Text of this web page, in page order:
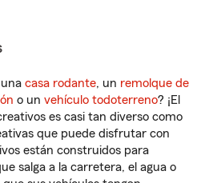
casa rodante, un remolque de
o un vehículo todoterreno? ¡El
es casi tan diverso como
que puede disfrutar con
están construidos para
salga a la carretera, el agua o